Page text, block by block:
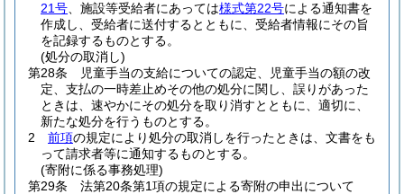
21号 、施設等受給者にあっては様式第22号による通知書を
作成し、受給者に送付するとともに、受給者情報にその旨
を記録するものとする。
(処分の取消し)
第28条
児童手当の支給についての認定、児童手当の額の改
定、支払の一時差止めその他の処分に関し、誤りがあった
ときは、速やかにその処分を取り消すとともに、適切に、
新たな処分を行うものとする。
2
前項の規定により処分の取消しを行ったときは、文書をも
って請求者等に通知するものとする。
(寄附に係る事務処理)
第29条
法第20条第1項の規定による寄附の申出について